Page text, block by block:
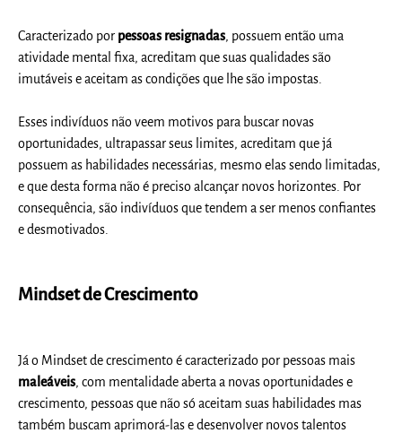
Caracterizado por pessoas resignadas, possuem então uma
atividade mental fixa, acreditam que suas qualidades são
imutáveis e aceitam as condições que lhe são impostas.
Esses indivíduos não veem motivos para buscar novas
oportunidades, ultrapassar seus limites, acreditam que já
possuem as habilidades necessárias, mesmo elas sendo limitadas,
e que desta forma não é preciso alcançar novos horizontes. Por
consequência, são indivíduos que tendem a ser menos confiantes
e desmotivados.
Mindset de Crescimento
Já o Mindset de crescimento é caracterizado por pessoas mais
maleáveis, com mentalidade aberta a novas oportunidades e
crescimento, pessoas que não só aceitam suas habilidades mas
também buscam aprimorá-las e desenvolver novos talentos